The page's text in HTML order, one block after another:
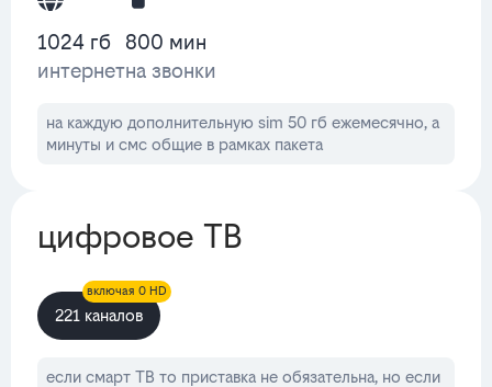
1024 гб
интернет
800 мин
на звонки
на каждую дополнительную sim 50 гб ежемесячно, а
минуты и смс общие в рамках пакета
цифровое ТВ
221 каналов
включая 0 HD
если смарт ТВ то приставка не обязательна, но если